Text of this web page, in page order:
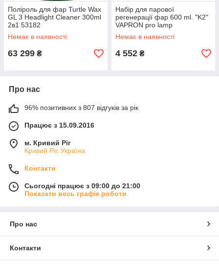
Поліроль для фар Turtle Wax
GL 3 Headlight Cleaner 300ml
2в1 53182
Немає в наявності
63 299 ₴
Набір для парової
регенерації фар 600 ml. "K2"
VAPRON pro lamp
regeneration kit D7900
Немає в наявності
4 552 ₴
Про нас
96% позитивних з 807 відгуків за рік
Працює з 15.09.2016
м. Кривий Ріг
Кривий Ріг, Україна
Контакти
Сьогодні працює з 09:00 до 21:00
Показати весь графік роботи
Про нас
Контакти